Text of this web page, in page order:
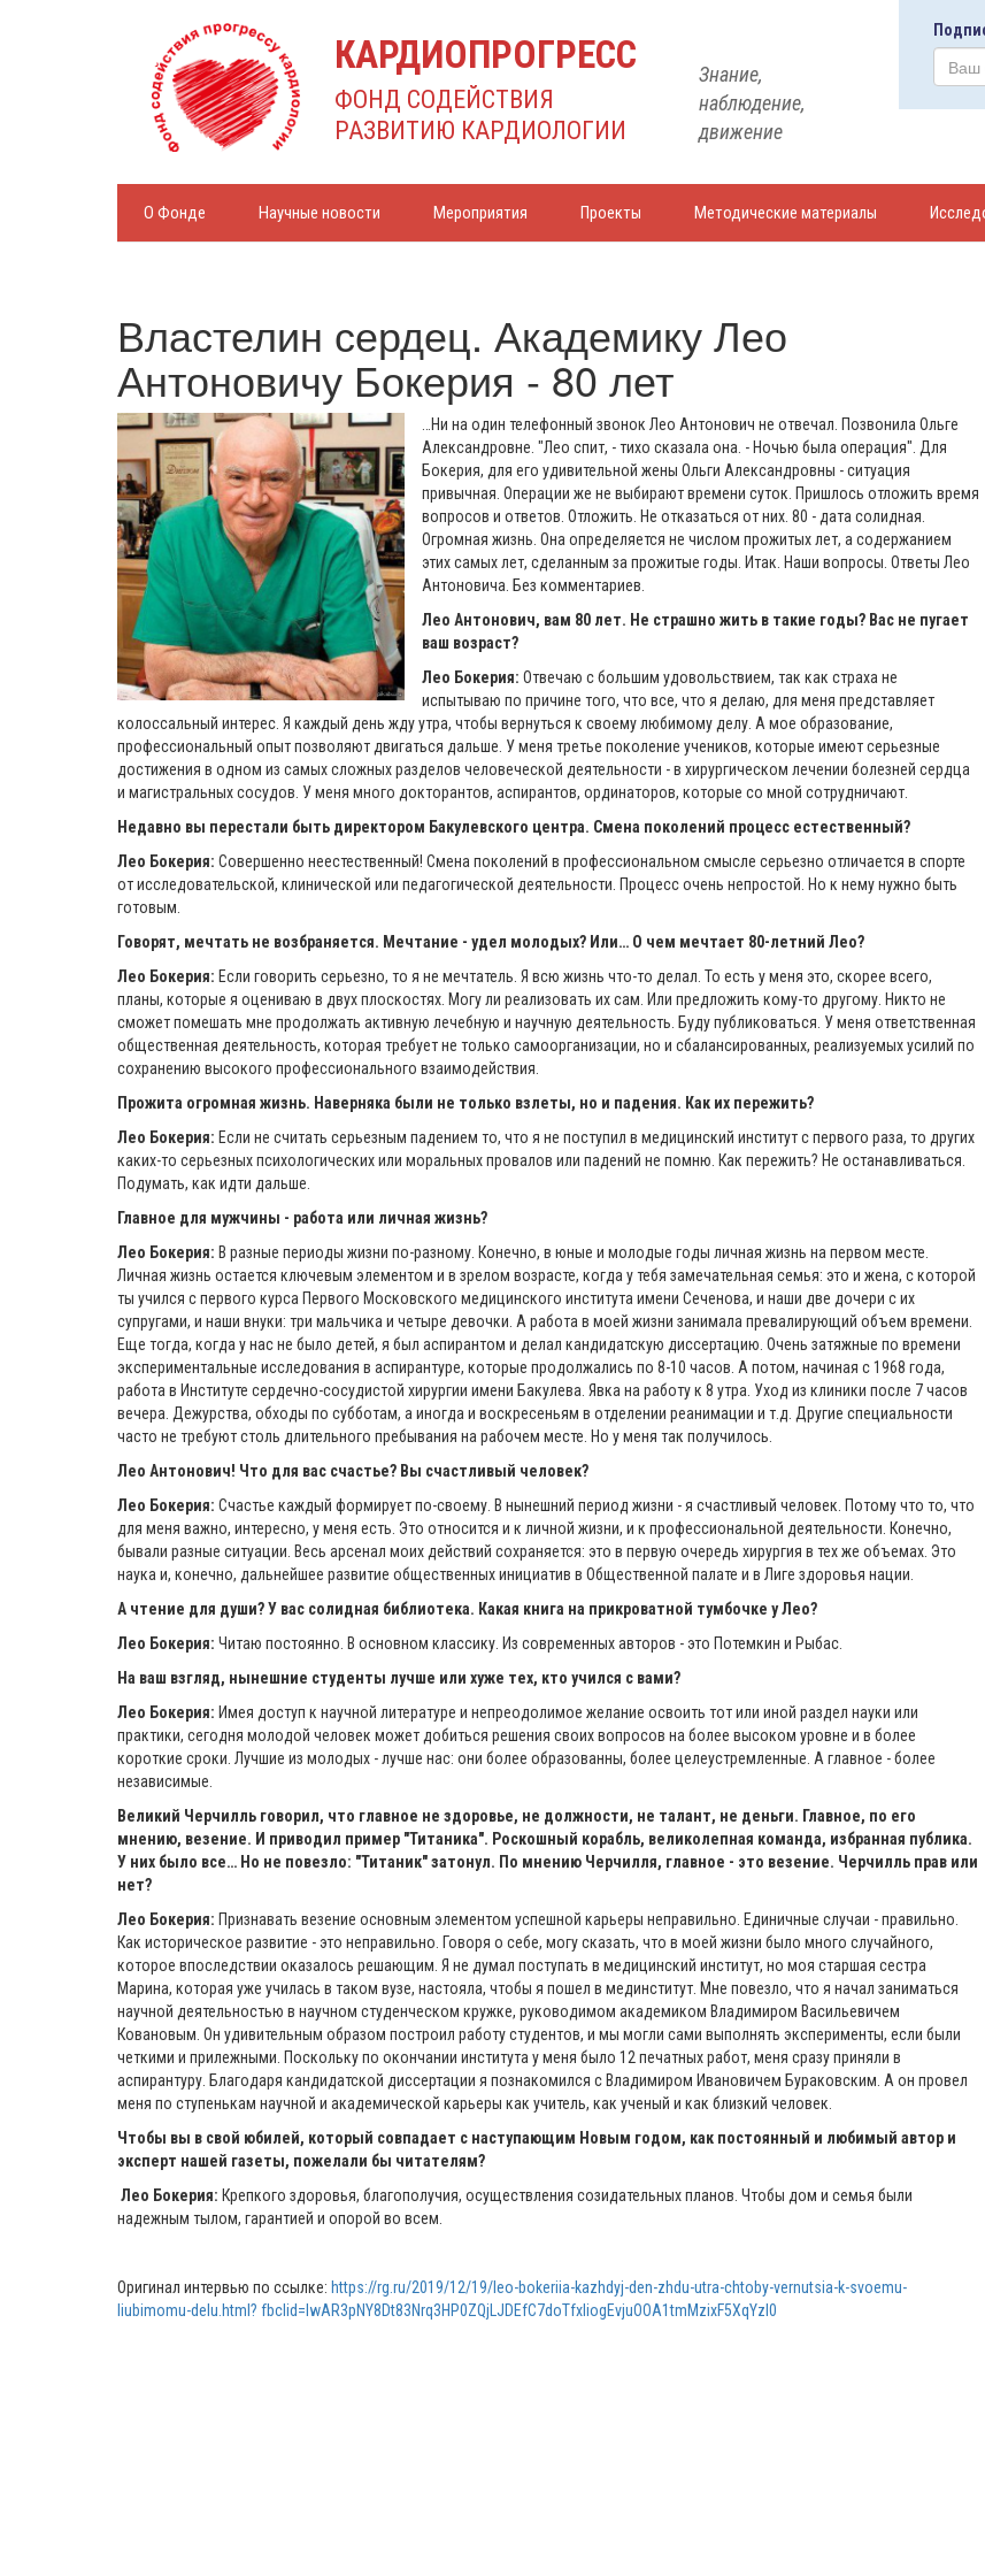
КАРДИОПРОГРЕСС
ФОНД СОДЕЙСТВИЯ
РАЗВИТИЮ КАРДИОЛОГИИ
Знание,
наблюдение,
движение
О Фонде Научные новости Мероприятия Проекты Методические материалы
Властелин сердец. Академику Лео
Антоновичу Бокерия - 80 лет
…Ни на один телефонный звонок Лео Антонович не отвечал. Позвонила Ольге
Александровне. "Лео спит, - тихо сказала она. - Ночью была операция". Для
Бокерия, для его удивительной жены Ольги Александровны - ситуация
привычная. Операции же не выбирают времени суток. Пришлось отложить время
вопросов и ответов. Отложить. Не отказаться от них. 80 - дата солидная.
Огромная жизнь. Она определяется не числом прожитых лет, а содержанием
этих самых лет, сделанным за прожитые годы. Итак. Наши вопросы. Ответы Лео
Антоновича. Без комментариев.
Лео Антонович, вам 80 лет. Не страшно жить в такие годы? Вас не пугает
ваш возраст?
Лео Бокерия: Отвечаю с большим удовольствием, так как страха не
испытываю по причине того, что все, что я делаю, для меня представляет
колоссальный интерес. Я каждый день жду утра, чтобы вернуться к своему любимому делу. А мое образование,
профессиональный опыт позволяют двигаться дальше. У меня третье поколение учеников, которые имеют серьезные
достижения в одном из самых сложных разделов человеческой деятельности - в хирургическом лечении болезней сердца
и магистральных сосудов. У меня много докторантов, аспирантов, ординаторов, которые со мной сотрудничают.
Недавно вы перестали быть директором Бакулевского центра. Смена поколений процесс естественный?
Лео Бокерия: Совершенно неестественный! Смена поколений в профессиональном смысле серьезно отличается в спорте
от исследовательской, клинической или педагогической деятельности. Процесс очень непростой. Но к нему нужно быть
готовым.
Говорят, мечтать не возбраняется. Мечтание - удел молодых? Или… О чем мечтает 80-летний Лео?
Лео Бокерия: Если говорить серьезно, то я не мечтатель. Я всю жизнь что-то делал. То есть у меня это, скорее всего,
планы, которые я оцениваю в двух плоскостях. Могу ли реализовать их сам. Или предложить кому-то другому. Никто не
сможет помешать мне продолжать активную лечебную и научную деятельность. Буду публиковаться. У меня ответственная
общественная деятельность, которая требует не только самоорганизации, но и сбалансированных, реализуемых усилий по
сохранению высокого профессионального взаимодействия.
Прожита огромная жизнь. Наверняка были не только взлеты, но и падения. Как их пережить?
Лео Бокерия: Если не считать серьезным падением то, что я не поступил в медицинский институт с первого раза, то других
каких-то серьезных психологических или моральных провалов или падений не помню. Как пережить? Не останавливаться.
Подумать, как идти дальше.
Главное для мужчины - работа или личная жизнь?
Лео Бокерия: В разные периоды жизни по-разному. Конечно, в юные и молодые годы личная жизнь на первом месте.
Личная жизнь остается ключевым элементом и в зрелом возрасте, когда у тебя замечательная семья: это и жена, с которой
ты учился с первого курса Первого Московского медицинского института имени Сеченова, и наши две дочери с их
супругами, и наши внуки: три мальчика и четыре девочки. А работа в моей жизни занимала превалирующий объем времени.
Еще тогда, когда у нас не было детей, я был аспирантом и делал кандидатскую диссертацию. Очень затяжные по времени
экспериментальные исследования в аспирантуре, которые продолжались по 8-10 часов. А потом, начиная с 1968 года,
работа в Институте сердечно-сосудистой хирургии имени Бакулева. Явка на работу к 8 утра. Уход из клиники после 7 часов
вечера. Дежурства, обходы по субботам, а иногда и воскресеньям в отделении реанимации и т.д. Другие специальности
часто не требуют столь длительного пребывания на рабочем месте. Но у меня так получилось.
Лео Антонович! Что для вас счастье? Вы счастливый человек?
Лео Бокерия: Счастье каждый формирует по-своему. В нынешний период жизни - я счастливый человек. Потому что то, что
для меня важно, интересно, у меня есть. Это относится и к личной жизни, и к профессиональной деятельности. Конечно,
бывали разные ситуации. Весь арсенал моих действий сохраняется: это в первую очередь хирургия в тех же объемах. Это
наука и, конечно, дальнейшее развитие общественных инициатив в Общественной палате и в Лиге здоровья нации.
А чтение для души? У вас солидная библиотека. Какая книга на прикроватной тумбочке у Лео?
Лео Бокерия: Читаю постоянно. В основном классику. Из современных авторов - это Потемкин и Рыбас.
На ваш взгляд, нынешние студенты лучше или хуже тех, кто учился с вами?
Лео Бокерия: Имея доступ к научной литературе и непреодолимое желание освоить тот или иной раздел науки или
практики, сегодня молодой человек может добиться решения своих вопросов на более высоком уровне и в более
короткие сроки. Лучшие из молодых - лучше нас: они более образованны, более целеустремленные. А главное - более
независимые.
Великий Черчилль говорил, что главное не здоровье, не должности, не талант, не деньги. Главное, по его
мнению, везение. И приводил пример "Титаника". Роскошный корабль, великолепная команда, избранная публика.
У них было все… Но не повезло: "Титаник" затонул. По мнению Черчилля, главное - это везение. Черчилль прав или
нет?
Лео Бокерия: Признавать везение основным элементом успешной карьеры неправильно. Единичные случаи - правильно.
Как историческое развитие - это неправильно. Говоря о себе, могу сказать, что в моей жизни было много случайного,
которое впоследствии оказалось решающим. Я не думал поступать в медицинский институт, но моя старшая сестра
Марина, которая уже училась в таком вузе, настояла, чтобы я пошел в мединститут. Мне повезло, что я начал заниматься
научной деятельностью в научном студенческом кружке, руководимом академиком Владимиром Васильевичем
Ковановым. Он удивительным образом построил работу студентов, и мы могли сами выполнять эксперименты, если были
четкими и прилежными. Поскольку по окончании института у меня было 12 печатных работ, меня сразу приняли в
аспирантуру. Благодаря кандидатской диссертации я познакомился с Владимиром Ивановичем Бураковским. А он провел
меня по ступенькам научной и академической карьеры как учитель, как ученый и как близкий человек.
Чтобы вы в свой юбилей, который совпадает с наступающим Новым годом, как постоянный и любимый автор и
эксперт нашей газеты, пожелали бы читателям?
Лео Бокерия: Крепкого здоровья, благополучия, осуществления созидательных планов. Чтобы дом и семья были
надежным тылом, гарантией и опорой во всем.
Оригинал интервью по ссылке: https://rg.ru/2019/12/19/leo-bokeriia-kazhdyj-den-zhdu-utra-chtoby-vernutsia-k-svoemu-
liubimomu-delu.html? fbclid=IwAR3pNY8Dt83Nrq3HP0ZQjLJDEfC7doTfxIiogEvjuOOA1tmMzixF5XqYzl0